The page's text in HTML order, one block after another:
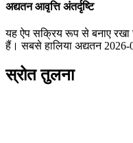
अद्यतन आवृत्ति अंतर्दृष्टि
यह ऐप सक्रिय रूप से बनाए
हैं। सबसे हालिया अद्यतन 2026-
स्रोत तुलना